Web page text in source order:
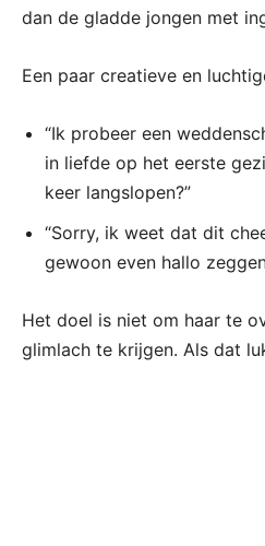
dan de gladde jongen met
Een paar creatieve en
“Ik probeer een
in liefde op het eerste
keer langslopen?”
“Sorry, ik weet dat dit
gewoon even hallo
Het doel is niet om haar te
glimlach te krijgen. Als dat